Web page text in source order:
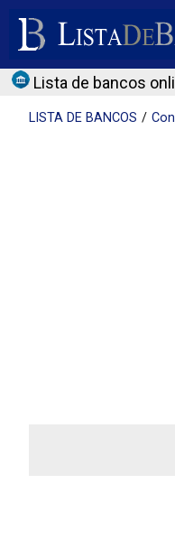
Lista de bancos
LISTA DE BANCOS